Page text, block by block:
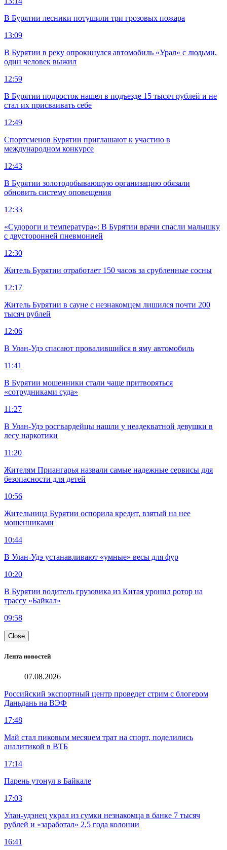
В Бурятии лесники потушили три грозовых пожара
13:09
В Бурятии в реку опрокинулся автомобиль «Урал» с людьми,
один человек выжил
12:59
В Бурятии подросток нашел в подъезде 15 тысяч рублей и не
стал их присваивать себе
12:49
Спортсменов Бурятии приглашают к участию в
международном конкурсе
12:43
В Бурятии золотодобывающую организацию обязали
обновить систему оповещения
12:33
«Судороги и температура»: В Бурятии врачи спасли малышку
с двусторонней пневмонией
12:30
Житель Бурятии отработает 150 часов за срубленные сосны
12:17
Житель Бурятии в сауне с незнакомцем лишился почти 200
тысяч рублей
12:06
В Улан-Удэ спасают провалившийся в яму автомобиль
11:41
В Бурятии мошенники стали чаще притворяться
«сотрудниками суда»
11:27
В Улан-Удэ росгвардейцы нашли у неадекватной девушки в
лесу наркотики
11:20
Жителям Приангарья назвали самые надежные сервисы для
безопасности для детей
10:56
Жительница Бурятии оспорила кредит, взятый на нее
мошенниками
10:44
В Улан-Удэ устанавливают «умные» весы для фур
10:20
В Бурятии водитель грузовика из Китая уронил ротор на
трассу «Байкал»
09:58
Close
Лента новостей
07.08.2026
Российский экспортный центр проведет стрим с блогером
Даньдань на ВЭФ
17:48
Май стал пиковым месяцем трат на спорт, поделились
аналитикой в ВТБ
17:14
Парень утонул в Байкале
17:03
Улан-удэнец украл из сумки незнакомца в банке 7 тысяч
рублей и «заработал» 2,5 года колонии
16:41